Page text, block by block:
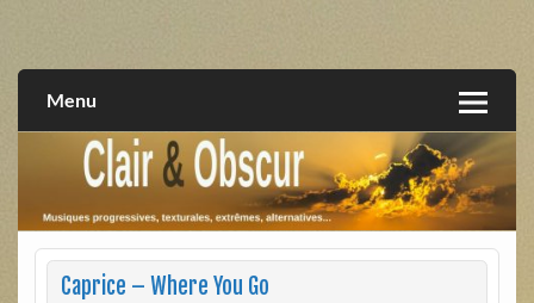
extrêmes, alternatives, texturales
Menu
Caprice – Where You Go